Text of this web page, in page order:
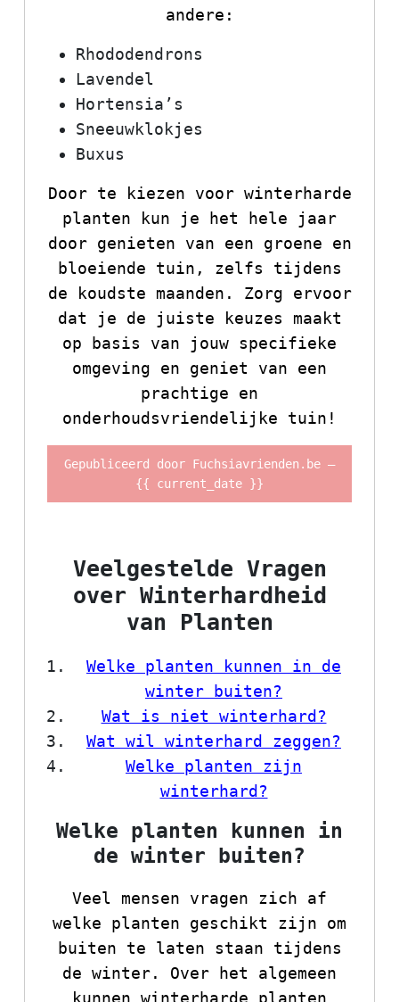
andere:
Rhododendrons
Lavendel
Hortensia’s
Sneeuwklokjes
Buxus
Door te kiezen voor winterharde
planten kun je het hele jaar
door genieten van een groene en
bloeiende tuin, zelfs tijdens
de koudste maanden. Zorg ervoor
dat je de juiste keuzes maakt
op basis van jouw specifieke
omgeving en geniet van een
prachtige en
onderhoudsvriendelijke tuin!
Gepubliceerd door Fuchsiavrienden.be –
{{ current_date }}
Veelgestelde Vragen
over Winterhardheid
van Planten
Welke planten kunnen in de
winter buiten?
Wat is niet winterhard?
Wat wil winterhard zeggen?
Welke planten zijn
winterhard?
Welke planten kunnen in
de winter buiten?
Veel mensen vragen zich af
welke planten geschikt zijn om
buiten te laten staan tijdens
de winter. Over het algemeen
kunnen winterharde planten